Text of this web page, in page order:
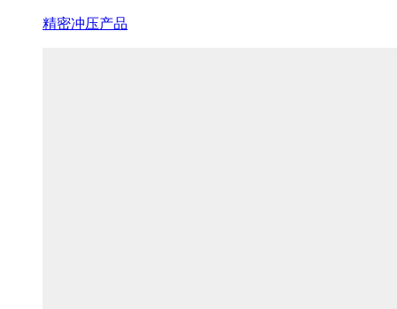
精密冲压产品